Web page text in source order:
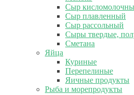
Сыр
Сыр плавленный
Сыр рассольный
Сыры твердые,
Сметана
Яйца
Куриные
Перепелиные
Яичные продукты
Рыба и морепродукты